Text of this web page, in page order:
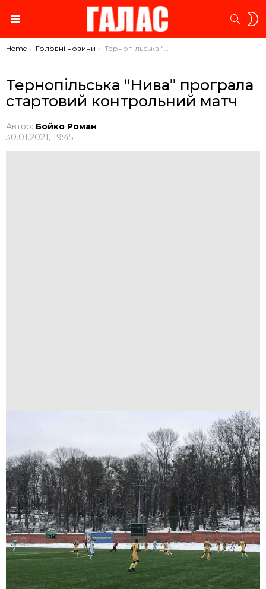
You are here:
Home Головні новини Тернопільська “Нива” програла стартовий контрольний матч
Тернопільська “Нива” програла
стартовий контрольний матч
Автор: Бойко Роман
30.01.2021, 19:45